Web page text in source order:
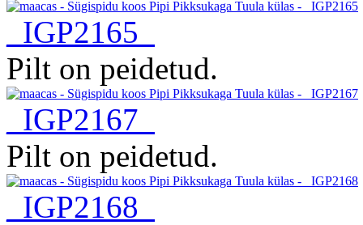
_IGP2165
Pilt on peidetud.
_IGP2167
Pilt on peidetud.
_IGP2168